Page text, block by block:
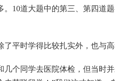
10道大题中的第三、第四道
平时学得比较扎实外，也与
几个同学去医院体检，但当时